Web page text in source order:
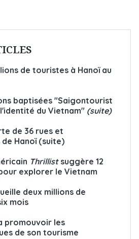
de touristes à Hanoï au
baptisées "Saigontourist
du Vietnam" (suite)
de 36 rues et
Hanoï (suite)
Thrillistsuggère 12
explorer le Vietnam
deux millions de
mois
promouvoir les
de son tourisme